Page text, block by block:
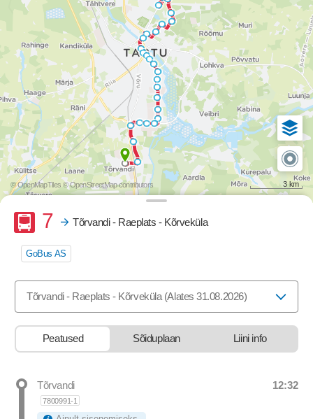
© OpenMapTiles © OpenStreetMap contributors 3 km
Buss
7 Tõrvandi - Raeplats - Kõrveküla
GoBus AS
Tõrvandi - Raeplats - Kõrveküla (Alates 31.08.2026)
Peatused Sõiduplaan Liini info
Tõrvandi Departure
12:32
7800991-1